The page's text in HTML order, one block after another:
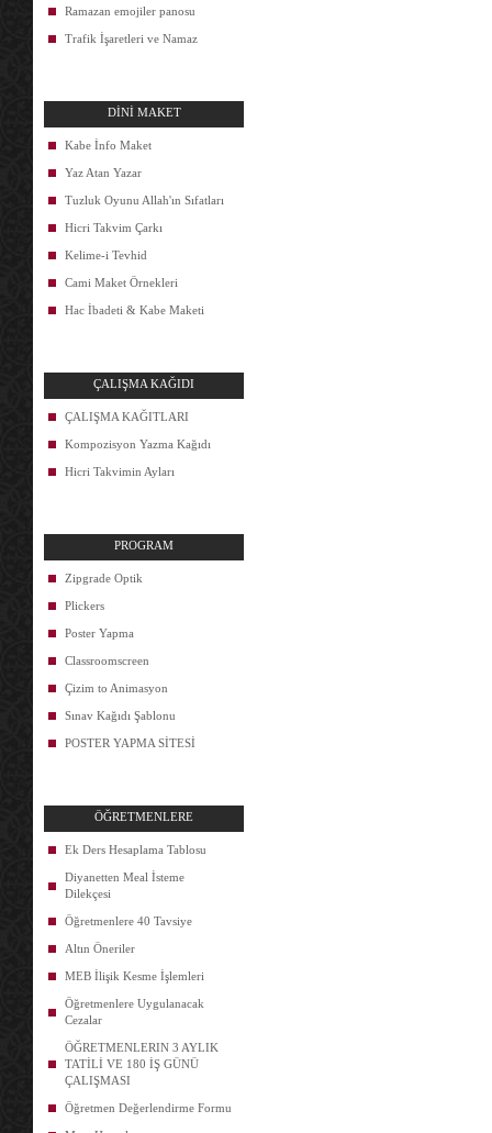
Ramazan emojiler panosu
Trafik İşaretleri ve Namaz
DİNİ MAKET
Kabe İnfo Maket
Yaz Atan Yazar
Tuzluk Oyunu Allah'ın Sıfatları
Hicri Takvim Çarkı
Kelime-i Tevhid
Cami Maket Örnekleri
Hac İbadeti & Kabe Maketi
ÇALIŞMA KAĞIDI
ÇALIŞMA KAĞITLARI
Kompozisyon Yazma Kağıdı
Hicri Takvimin Ayları
PROGRAM
Zipgrade Optik
Plickers
Poster Yapma
Classroomscreen
Çizim to Animasyon
Sınav Kağıdı Şablonu
POSTER YAPMA SİTESİ
ÖĞRETMENLERE
Ek Ders Hesaplama Tablosu
Diyanetten Meal İsteme
Dilekçesi
Öğretmenlere 40 Tavsiye
Altın Öneriler
MEB İlişik Kesme İşlemleri
Öğretmenlere Uygulanacak
Cezalar
ÖĞRETMENLERIN 3 AYLIK
TATİLİ VE 180 İŞ GÜNÜ
ÇALIŞMASI
Öğretmen Değerlendirme Formu